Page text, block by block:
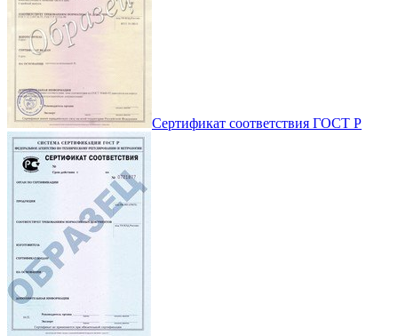
Сертификат соответствия ГОСТ Р